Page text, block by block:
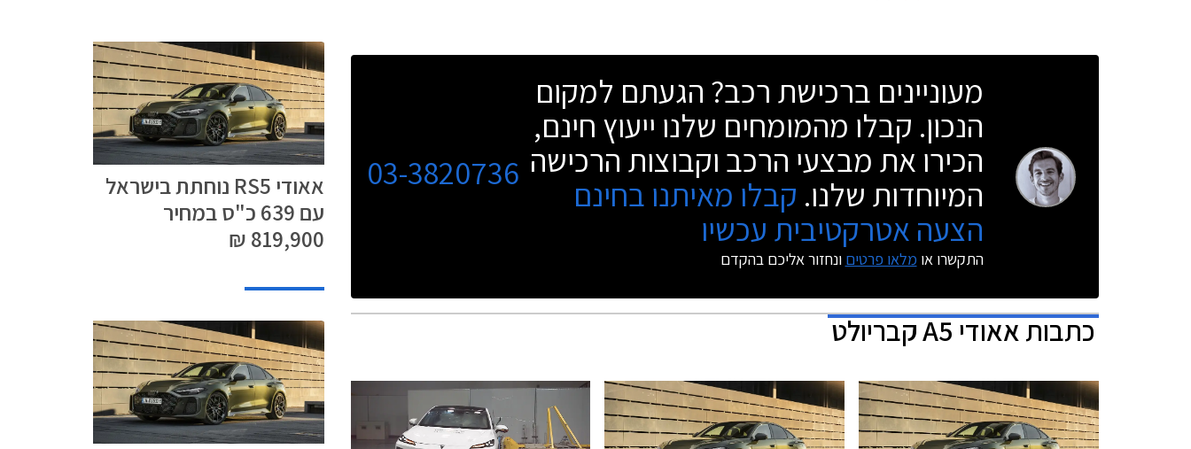
מעוניינים ברכישת רכב? הגעתם למקום
הנכון. קבלו מהמומחים שלנו ייעוץ חינם,
הכירו את מבצעי הרכב וקבוצות הרכישה
המיוחדות שלנו. קבלו מאיתנו בחינם
הצעה אטרקטיבית עכשיו
התקשרו או מלאו פרטים ונחזור אליכם בהקדם
03-3820736
כתבותאאודי A5 קבריולט
אאודי RS5 נוחתת בישראל
עם 639 כ"ס במחיר
819,900 ₪